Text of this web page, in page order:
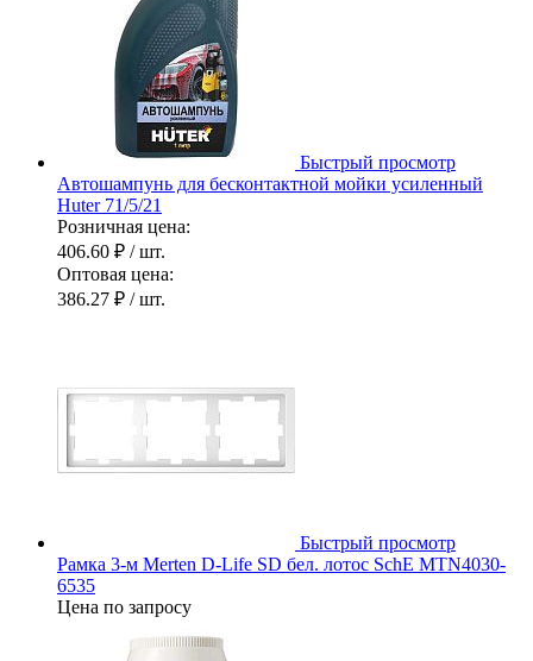
Быстрый просмотр
Автошампунь для бесконтактной мойки усиленный
Huter 71/5/21
Розничная цена:
406.60 ₽ / шт.
Оптовая цена:
386.27 ₽ / шт.
Быстрый просмотр
Рамка 3-м Merten D-Life SD бел. лотос SchE MTN4030-
6535
Цена по запросу